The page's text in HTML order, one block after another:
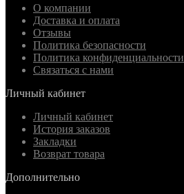
О компании
Доставка и оплата
Отзывы
Политика безопасности
Политика конфиденциальности
Связаться с нами
Личный кабинет
Личный кабинет
История заказов
Закладки
Возврат товара
Дополнительно